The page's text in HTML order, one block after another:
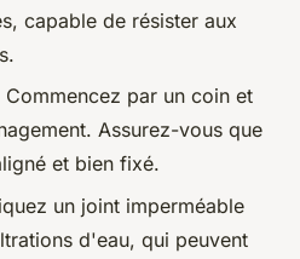
capable de résister aux
Commencez par un coin et
Assurez-vous que
et bien fixé.
un joint imperméable
d'eau, qui peuvent